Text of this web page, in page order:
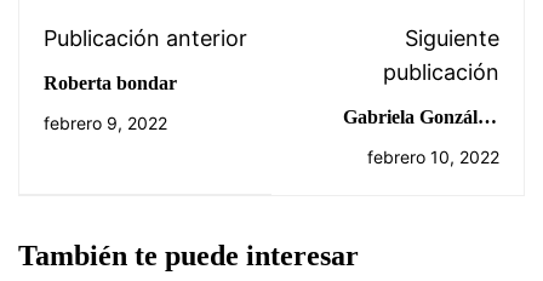
Publicación anterior
Roberta bondar
febrero 9, 2022
Siguiente
publicación
Gabriela González,
LIGO y las ondas
febrero 10, 2022
También te puede interesar